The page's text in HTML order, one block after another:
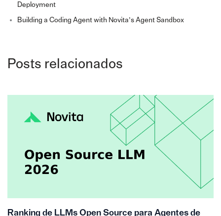
Deployment
Building a Coding Agent with Novita’s Agent Sandbox
Posts relacionados
Ranking de LLMs Open Source para Agentes de